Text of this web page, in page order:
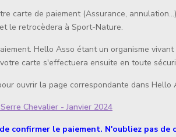
carte de paiement (Assurance,
le retrocèdera à Sport-Nature.
Hello Asso étant un organisme
carte s'effectuera ensuite en toute
ouvrir la page correspondante dans Hello
Chevalier - Janvier 2024
le paiement. N'oubliez pas de